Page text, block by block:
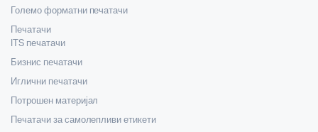
Големо форматни печатачи
Печатачи
ITS печатачи
Бизнис печатачи
Иглични печатачи
Потрошен материјал
Печатачи за самолепливи етикети